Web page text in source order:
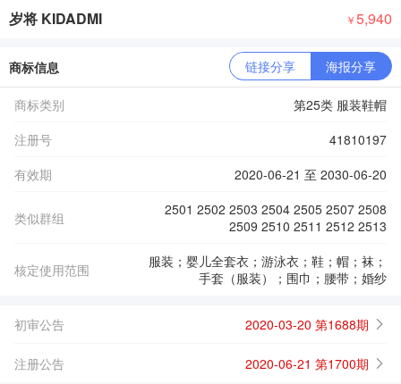
岁将 KIDADMI ￥5,940
商标信息 链接分享 海报分享
商标类别
第25类 服装鞋帽
注册号
41810197
有效期
2020-06-21 至 2030-06-20
类似群组
2501 2502 2503 2504 2505 2507 2508
2509 2510 2511 2512 2513
核定使用范围
服装；婴儿全套衣；游泳衣；鞋；帽；袜；
手套（服装）；围巾；腰带；婚纱
初审公告 2020-03-20 第1688期
注册公告 2020-06-21 第1700期